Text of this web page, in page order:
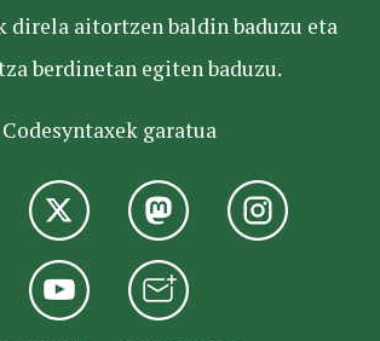
direla aitortzen baldin baduzu eta
berdinetan egiten baduzu.
Codesyntaxek garatua